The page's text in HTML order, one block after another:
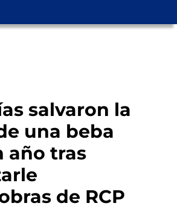
salvaron la
una beba
año tras
de RCP